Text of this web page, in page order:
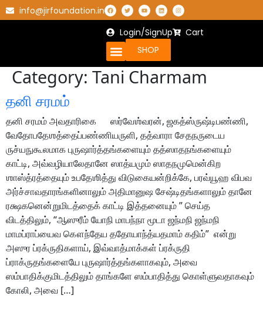
info@jirfoundation.in
Login/SignUp
Cart
SHOP
Category: Tani Charmam
தனி சரமம்
தனி சரமம் அவதாரிகை ஸர்வேஶ்வரன், ஜகத்ஸ்ருஷ்டிபண்ணி,
வேதோபதேஶத்தைப்பண்ணியருளி, தத்வாரா சேதநருடைய
ருச்யநுகூலமாக புருஷார்த்தங்களையும் தத்ஸாதநங்களையும்
காட்டி, அவ்வழியாலேதானே ஸாத்யமும் ஸாதநமுமென்கிற
ஶாஸ்த்ரத்தையும் உபதேஶித்து விடுகையன்றிக்கே, பரவ்யூஹ விபவ
அர்ச்சாவதாரங்களினாலும் அதிமானுஷ சேஷ்டிதங்களாலும் தானே
ரக்ஷகனென்றுமிடத்தைக் காட்டி இத்தனையும் ” செய்த
விடத்திலும், “ஆஸுரீம் யோநி மாபந்நா மூடா ஜந்மநி ஜந்மநி
மாமப்ராப்யைவ கௌந்தேய ததோயாந்த்யதமாம் கதிம்” என்று
அஸுர ப்ரக்ருதிகளாய், இவ்வாத்மாக்கள் ப்ரக்ருதி
ப்ராக்ருதங்களையே புருஷார்த்தங்களாகவும், அவை
ஸம்பாதிக்குமிடத்திலும் தாங்களே ஸம்பாதித்து கொள்ளுவதாகவும்
கோலி, அவை […]